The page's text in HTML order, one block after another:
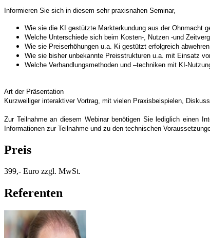
Informieren Sie sich in diesem sehr praxisnahen Seminar,
Wie sie die KI gestützte Markterkundung aus der Ohnmacht
Welche Unterschiede sich beim Kosten-, Nutzen -und
Wie sie Preiserhöhungen u.a. Ki gestützt erfolgreich
Wie sie bisher unbekannte Preisstrukturen u.a. mit Einsatz
Welche Verhandlungsmethoden und –techniken mit KI-
Art der Präsentation
Kurzweiliger interaktiver Vortrag, mit vielen Praxisbeispielen,
Zur Teilnahme an diesem Webinar benötigen Sie lediglich einen
Informationen zur Teilnahme und zu den technischen
Preis
399,- Euro zzgl. MwSt.
Referenten